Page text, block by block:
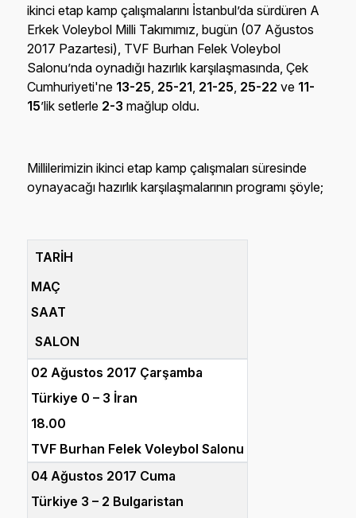
ikinci etap kamp çalışmalarını İstanbul’da sürdüren A
Erkek Voleybol Milli Takımımız, bugün (07 Ağustos
2017 Pazartesi), TVF Burhan Felek Voleybol
Salonu’nda oynadığı hazırlık karşılaşmasında, Çek
Cumhuriyeti'ne 13-25, 25-21, 21-25, 25-22 ve 11-
15’lik setlerle 2-3 mağlup oldu.
Millilerimizin ikinci etap kamp çalışmaları süresinde
oynayacağı hazırlık karşılaşmalarının programı şöyle;
TARİH
MAÇ
SAAT
SALON
02 Ağustos 2017 Çarşamba
Türkiye 0 – 3 İran
18.00
TVF Burhan Felek Voleybol Salonu
04 Ağustos 2017 Cuma
Türkiye 3 – 2 Bulgaristan